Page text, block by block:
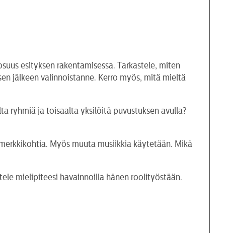
esityksen rakentamisessa. Tarkastele, miten
jälkeen valinnoistanne. Kerro myös, mitä mieltä
ryhmiä ja toisaalta yksilöitä puvustuksen avulla?
Myös muuta musiikkia käytetään. Mikä
mielipiteesi havainnoilla hänen roolityöstään.